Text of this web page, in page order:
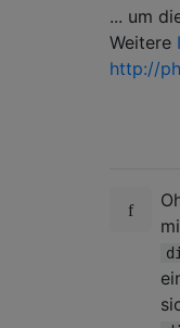
... um
Weitere
http://